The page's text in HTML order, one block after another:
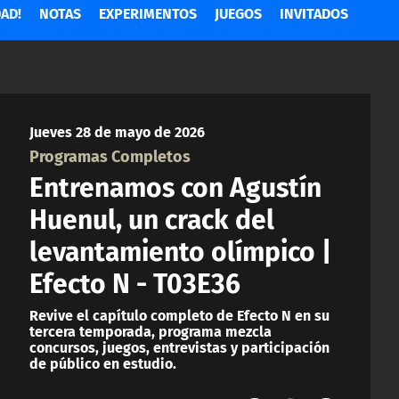
NOTAS EXPERIMENTOS JUEGOS INVITADOS
Jueves 28 de mayo de 2026
Programas Completos
Entrenamos con Agustín
Huenul, un crack del
levantamiento olímpico |
Efecto N - T03E36
Revive el capítulo completo de Efecto N en su
tercera temporada, programa mezcla
concursos, juegos, entrevistas y participación
de público en estudio.